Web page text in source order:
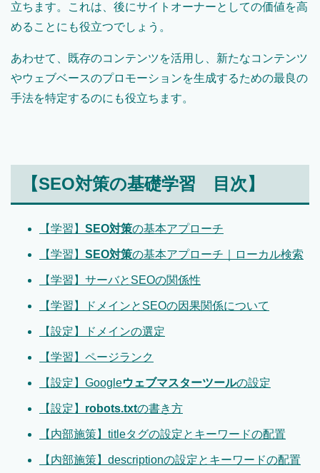
立ちます。これは、後にサイトオーナーとしての価値を高
めることにも役立つでしょう。
あわせて、既存のコンテンツを活用し、新たなコンテンツ
やウェブベースのプロモーションを生成するための最良の
手法を特定するのにも役立ちます。
【SEO対策の基礎学習 目次】
【学習】 SEO対策の基本アプローチ
【学習】 SEO対策の基本アプローチ｜ローカル検索
【学習】 サーバとSEOの関係性
【学習】 ドメインとSEOの因果関係について
【設定】 ドメインの選定
【学習】 ページランク
【設定】Googleウェブマスターツールの設定
【設定】 robots.txtの書き方
【内部施策】 titleタグの設定とキーワードの配置
【内部施策】 descriptionの設定とキーワードの配置